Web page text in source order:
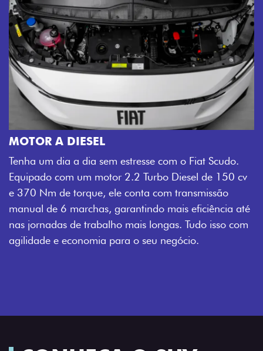
MOTOR A DIESEL
Tenha um dia a dia sem estresse com o Fiat Scudo.
Equipado com um motor 2.2 Turbo Diesel de 150 cv
e 370 Nm de torque, ele conta com transmissão
manual de 6 marchas, garantindo mais eficiência até
nas jornadas de trabalho mais longas. Tudo isso com
agilidade e economia para o seu negócio.